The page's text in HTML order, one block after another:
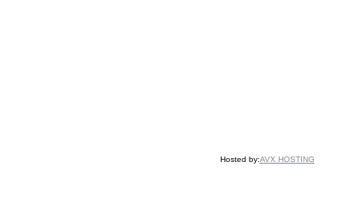
Hosted by:AVX HOSTING